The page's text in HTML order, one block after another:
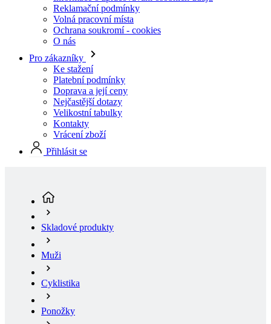
Pro zákazníky
Ke stažení
Platební podmínky
Doprava a její ceny
Nejčastější dotazy
Velikostní tabulky
Kontakty
Vrácení zboží
Přihlásit se
Muži
Cyklistika
Ponožky
KALAS Z3 | Ponožky nízké | indigo purple
stránka)